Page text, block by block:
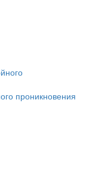
проникновения